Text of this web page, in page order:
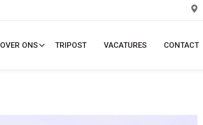
OVER ONS TRIPOST VACATURES CONTACT